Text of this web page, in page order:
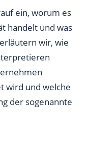
ein, worum es
handelt und was
wir, wie
wird und welche
der sogenannte